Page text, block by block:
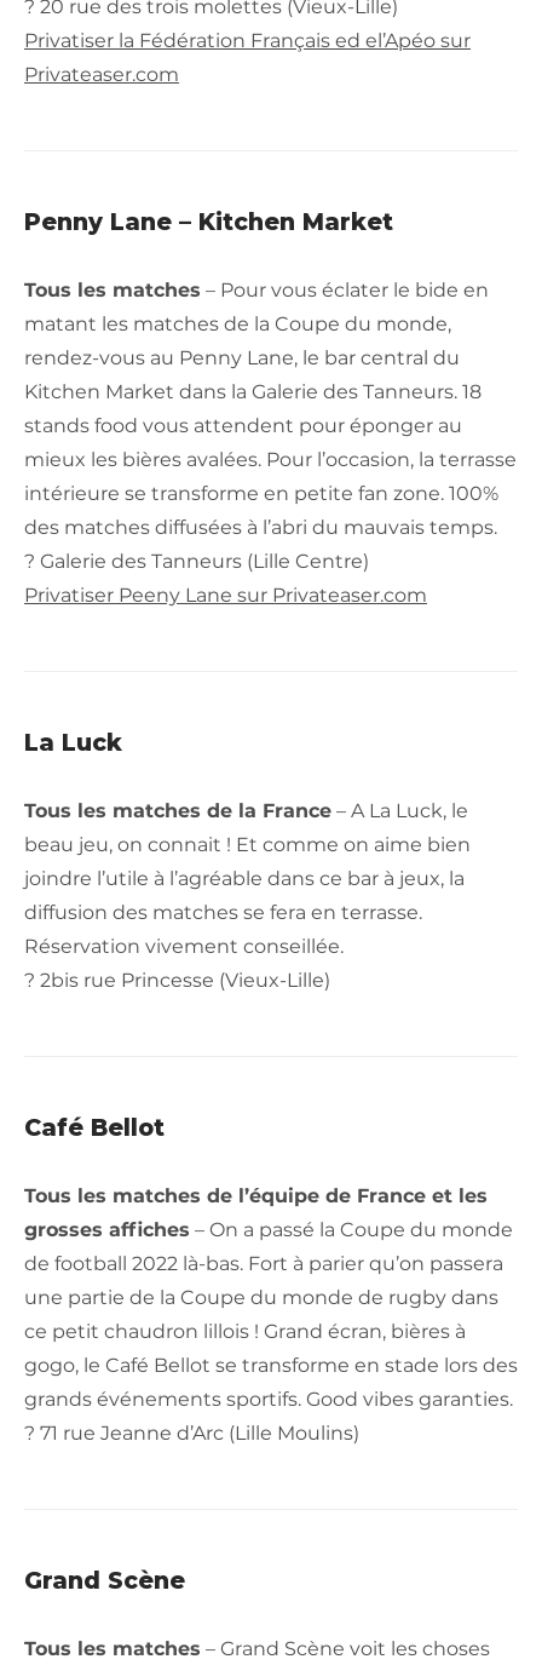
? 20 rue des trois molettes (Vieux-Lille)
Privatiser la Fédération Français ed el’Apéo sur
Privateaser.com
Penny Lane – Kitchen Market
Tous les matches – Pour vous éclater le bide en
matant les matches de la Coupe du monde,
rendez-vous au Penny Lane, le bar central du
Kitchen Market dans la Galerie des Tanneurs. 18
stands food vous attendent pour éponger au
mieux les bières avalées. Pour l’occasion, la terrasse
intérieure se transforme en petite fan zone. 100%
des matches diffusées à l’abri du mauvais temps.
? Galerie des Tanneurs (Lille Centre)
Privatiser Peeny Lane sur Privateaser.com
La Luck
Tous les matches de la France – A La Luck, le
beau jeu, on connait ! Et comme on aime bien
joindre l’utile à l’agréable dans ce bar à jeux, la
diffusion des matches se fera en terrasse.
Réservation vivement conseillée.
? 2bis rue Princesse (Vieux-Lille)
Café Bellot
Tous les matches de l’équipe de France et les
grosses affiches – On a passé la Coupe du monde
de football 2022 là-bas. Fort à parier qu’on passera
une partie de la Coupe du monde de rugby dans
ce petit chaudron lillois ! Grand écran, bières à
gogo, le Café Bellot se transforme en stade lors des
grands événements sportifs. Good vibes garanties.
? 71 rue Jeanne d’Arc (Lille Moulins)
Grand Scène
Tous les matches – Grand Scène voit les choses